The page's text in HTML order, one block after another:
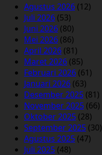
Agustus 2026 (12)
Juli 2026 (53)
Juni 2026 (80)
Mei 2026 (86)
April 2026 (81)
Maret 2026 (85)
Februari 2026 (61)
Januari 2026 (63)
Desember 2025 (81)
November 2025 (66)
Oktober 2025 (28)
September 2025 (30)
Agustus 2025 (47)
Juli 2025 (48)